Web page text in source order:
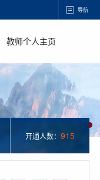
导航
教师个人主页
开通人数： 915